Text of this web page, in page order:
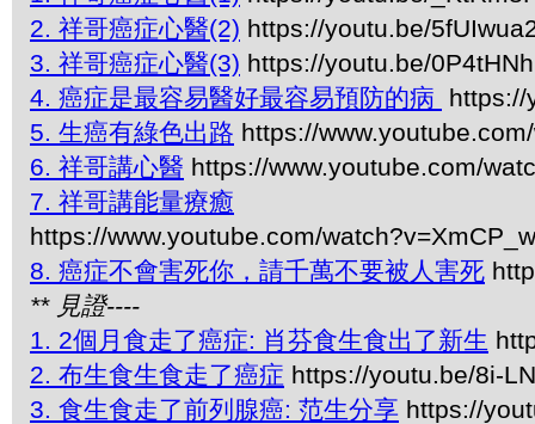
2. 祥哥癌症心醫(2) https://youtu.be/
3. 祥哥癌症心醫(3) https://youtu.be/
4. 癌症是最容易醫好最容易預防的病
https://
5. 生癌有綠色出路 https://
6. 祥哥講心醫 https://www.youtube.com/
7. 祥哥講能量療癒
https://www.youtube.com/
8. 癌症不會害死你，請千萬不要被人害死
** 見證----
1. 2個月食走了癌症: 肖芬食生食出了新生
2. 布生食生食走了癌症 https://youtu.be/8i-
3. 食生食走了前列腺癌: 范生分享 https://